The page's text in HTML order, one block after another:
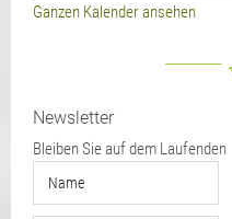
Ganzen Kalender ansehen
Newsletter
Bleiben Sie auf dem Laufenden